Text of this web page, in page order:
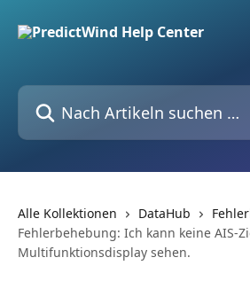
Nach Artikeln suchen …
Alle Kollektionen DataHub
Fehlerbehebung: Ich kann keine AIS-
Multifunktionsdisplay sehen.